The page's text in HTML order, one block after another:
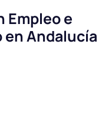
Empleo e
en Andalucía